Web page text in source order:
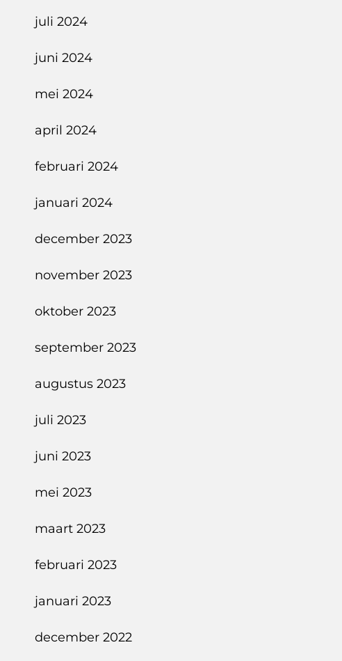
juli 2024
juni 2024
mei 2024
april 2024
februari 2024
januari 2024
december 2023
november 2023
oktober 2023
september 2023
augustus 2023
juli 2023
juni 2023
mei 2023
maart 2023
februari 2023
januari 2023
december 2022